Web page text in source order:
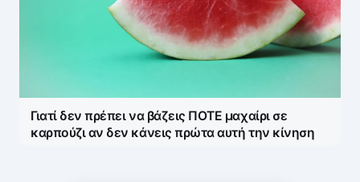
Γιατί δεν πρέπει να βάζεις ΠΟΤΕ μαχαίρι σε
καρπούζι αν δεν κάνεις πρώτα αυτή την κίνηση